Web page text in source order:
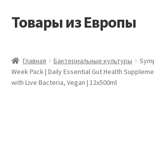
Перейти
Перейти
Товары из Европы
Виды доставки
Главная Бактериальные культуры
Week Pack | Daily Essential Gut Health
with Live Bacteria, Vegan | 12x500ml